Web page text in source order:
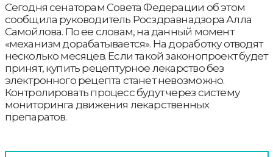
Сегодня сенаторам Совета Федерации об этом
сообщила руководитель Росздравнадзора Алла
Самойлова. По ее словам, на данный момент
«механизм дорабатывается». На доработку отводят
несколько месяцев. Если такой законопроект будет
принят, купить рецептурное лекарство без
электронного рецепта станет невозможно.
Контролировать процесс будут через систему
мониторинга движения лекарственных
препаратов.